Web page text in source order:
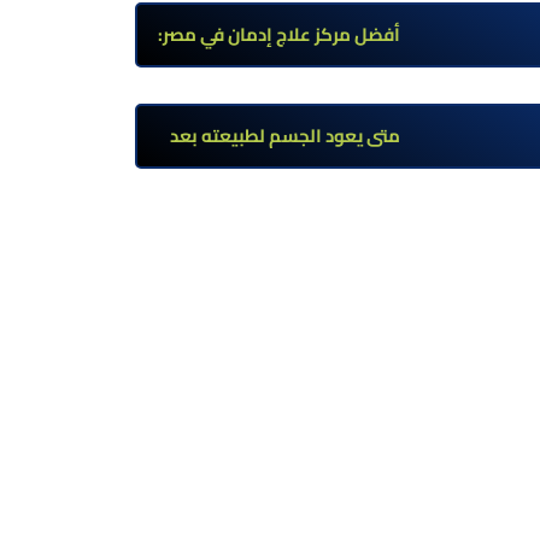
أفضل مركز علاج إدمان في مصر:
برامج علاج معتمدة وتعافي آمن
تحت إشراف طبي
متى يعود الجسم لطبيعته بعد
ترك مخدر الآيس؟ مراحل التعافي